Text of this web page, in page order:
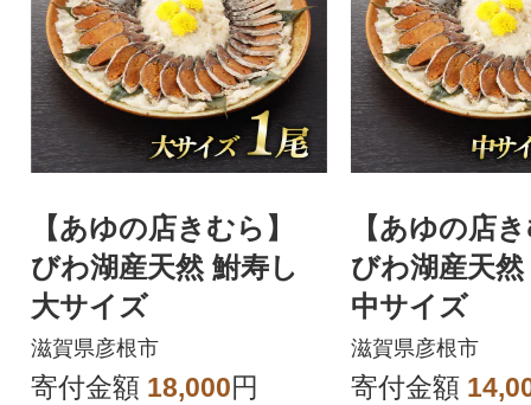
【あゆの店きむら】
びわ湖産天然 鮒寿し
大サイズ
滋賀県彦根市
寄付金額 18,000円
【あゆの店
びわ湖産天
中サイズ
滋賀県彦根市
寄付金額